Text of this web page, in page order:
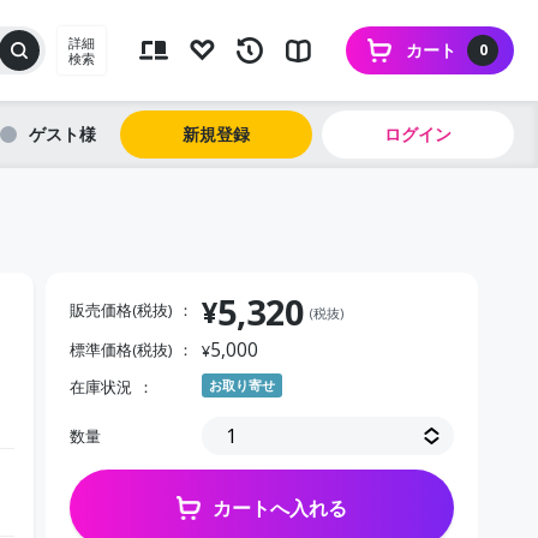
詳細
検索
0
カート
ゲスト 新規登録 ログイン
販売価格(税抜) ¥5,320 (税抜)
標準価格(税抜) ¥5,000
在庫状況 お取り寄せ
数量
カートへ入れる